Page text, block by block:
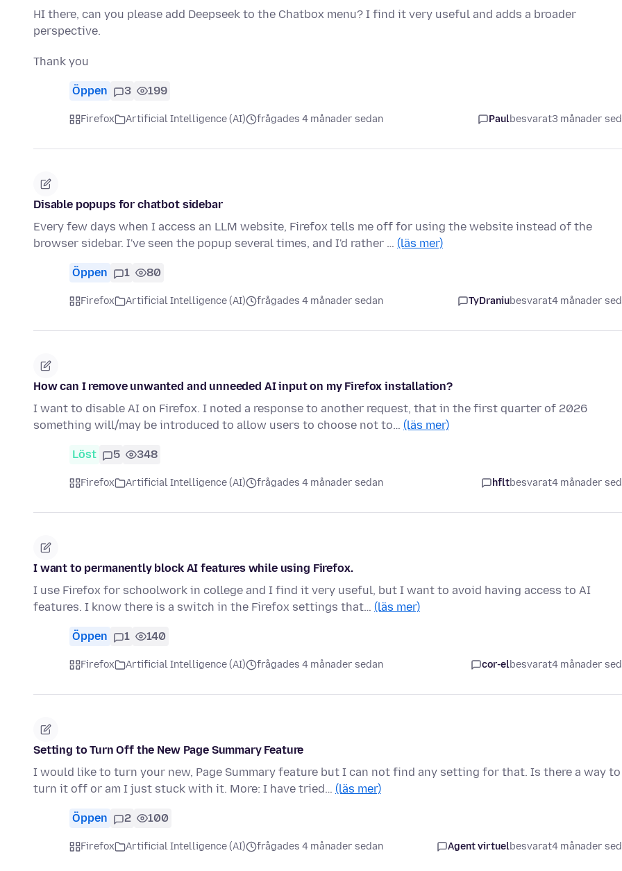
HI there, can you please add Deepseek to the Chatbox menu? I find it very useful and adds a broader
perspective.
Thank you
Öppen 3 199
Firefox Artificial Intelligence (AI) frågades 4 månader sedan Paulbesvarat3 månader
Disable popups for chatbot sidebar
Every few days when I access an LLM website, Firefox tells me off for using the website instead of the
browser sidebar. I've seen the popup several times, and I'd rather … (läs mer)
Öppen 1 80
Firefox Artificial Intelligence (AI) frågades 4 månader sedan TyDraniubesvarat4 månader
How can I remove unwanted and unneeded AI input on my Firefox installation?
I want to disable AI on Firefox. I noted a response to another request, that in the first quarter of 2026
something will/may be introduced to allow users to choose not to… (läs mer)
Löst 5 348
Firefox Artificial Intelligence (AI) frågades 4 månader sedan hfltbesvarat4 månader
I want to permanently block AI features while using Firefox.
I use Firefox for schoolwork in college and I find it very useful, but I want to avoid having access to AI
features. I know there is a switch in the Firefox settings that… (läs mer)
Öppen 1 140
Firefox Artificial Intelligence (AI) frågades 4 månader sedan cor-elbesvarat4 månader
Setting to Turn Off the New Page Summary Feature
I would like to turn your new, Page Summary feature but I can not find any setting for that. Is there a way to
turn it off or am I just stuck with it. More: I have tried… (läs mer)
Öppen 2 100
Firefox Artificial Intelligence (AI) frågades 4 månader sedan Agent virtuelbesvarat4 månader